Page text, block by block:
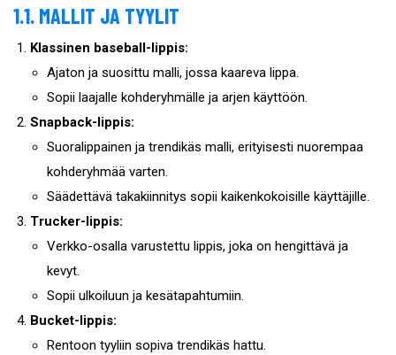
1.1. MALLIT JA TYYLIT
Klassinen baseball-lippis:
Ajaton ja suosittu malli, jossa kaareva lippa.
Sopii laajalle kohderyhmälle ja arjen käyttöön.
Snapback-lippis:
Suoralippainen ja trendikäs malli, erityisesti nuorempaa
kohderyhmää varten.
Säädettävä takakiinnitys sopii kaikenkokoisille käyttäjille.
Trucker-lippis:
Verkko-osalla varustettu lippis, joka on hengittävä ja
kevyt.
Sopii ulkoiluun ja kesätapahtumiin.
Bucket-lippis:
Rentoon tyyliin sopiva trendikäs hattu.